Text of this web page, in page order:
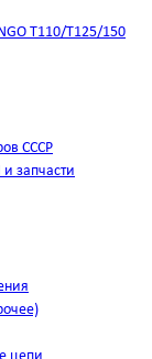
Т110/Т125/150
СССР
запчасти